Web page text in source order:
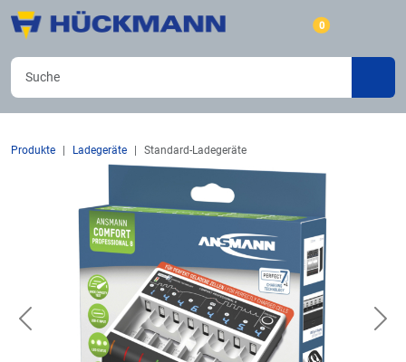
0
Produkte Ladegeräte Standard-Ladegeräte
Previous